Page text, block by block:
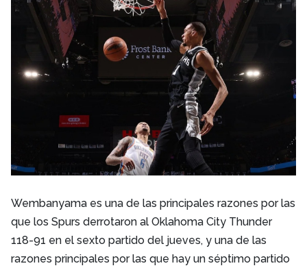
Wembanyama es una de las principales razones por las
que los Spurs derrotaron al Oklahoma City Thunder
118-91 en el sexto partido del jueves, y una de las
razones principales por las que hay un séptimo partido